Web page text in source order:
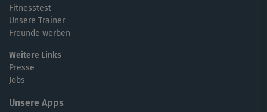
Fitnesstest
Unsere Trainer
Freunde werben
Weitere Links
Presse
Jobs
Unsere Apps